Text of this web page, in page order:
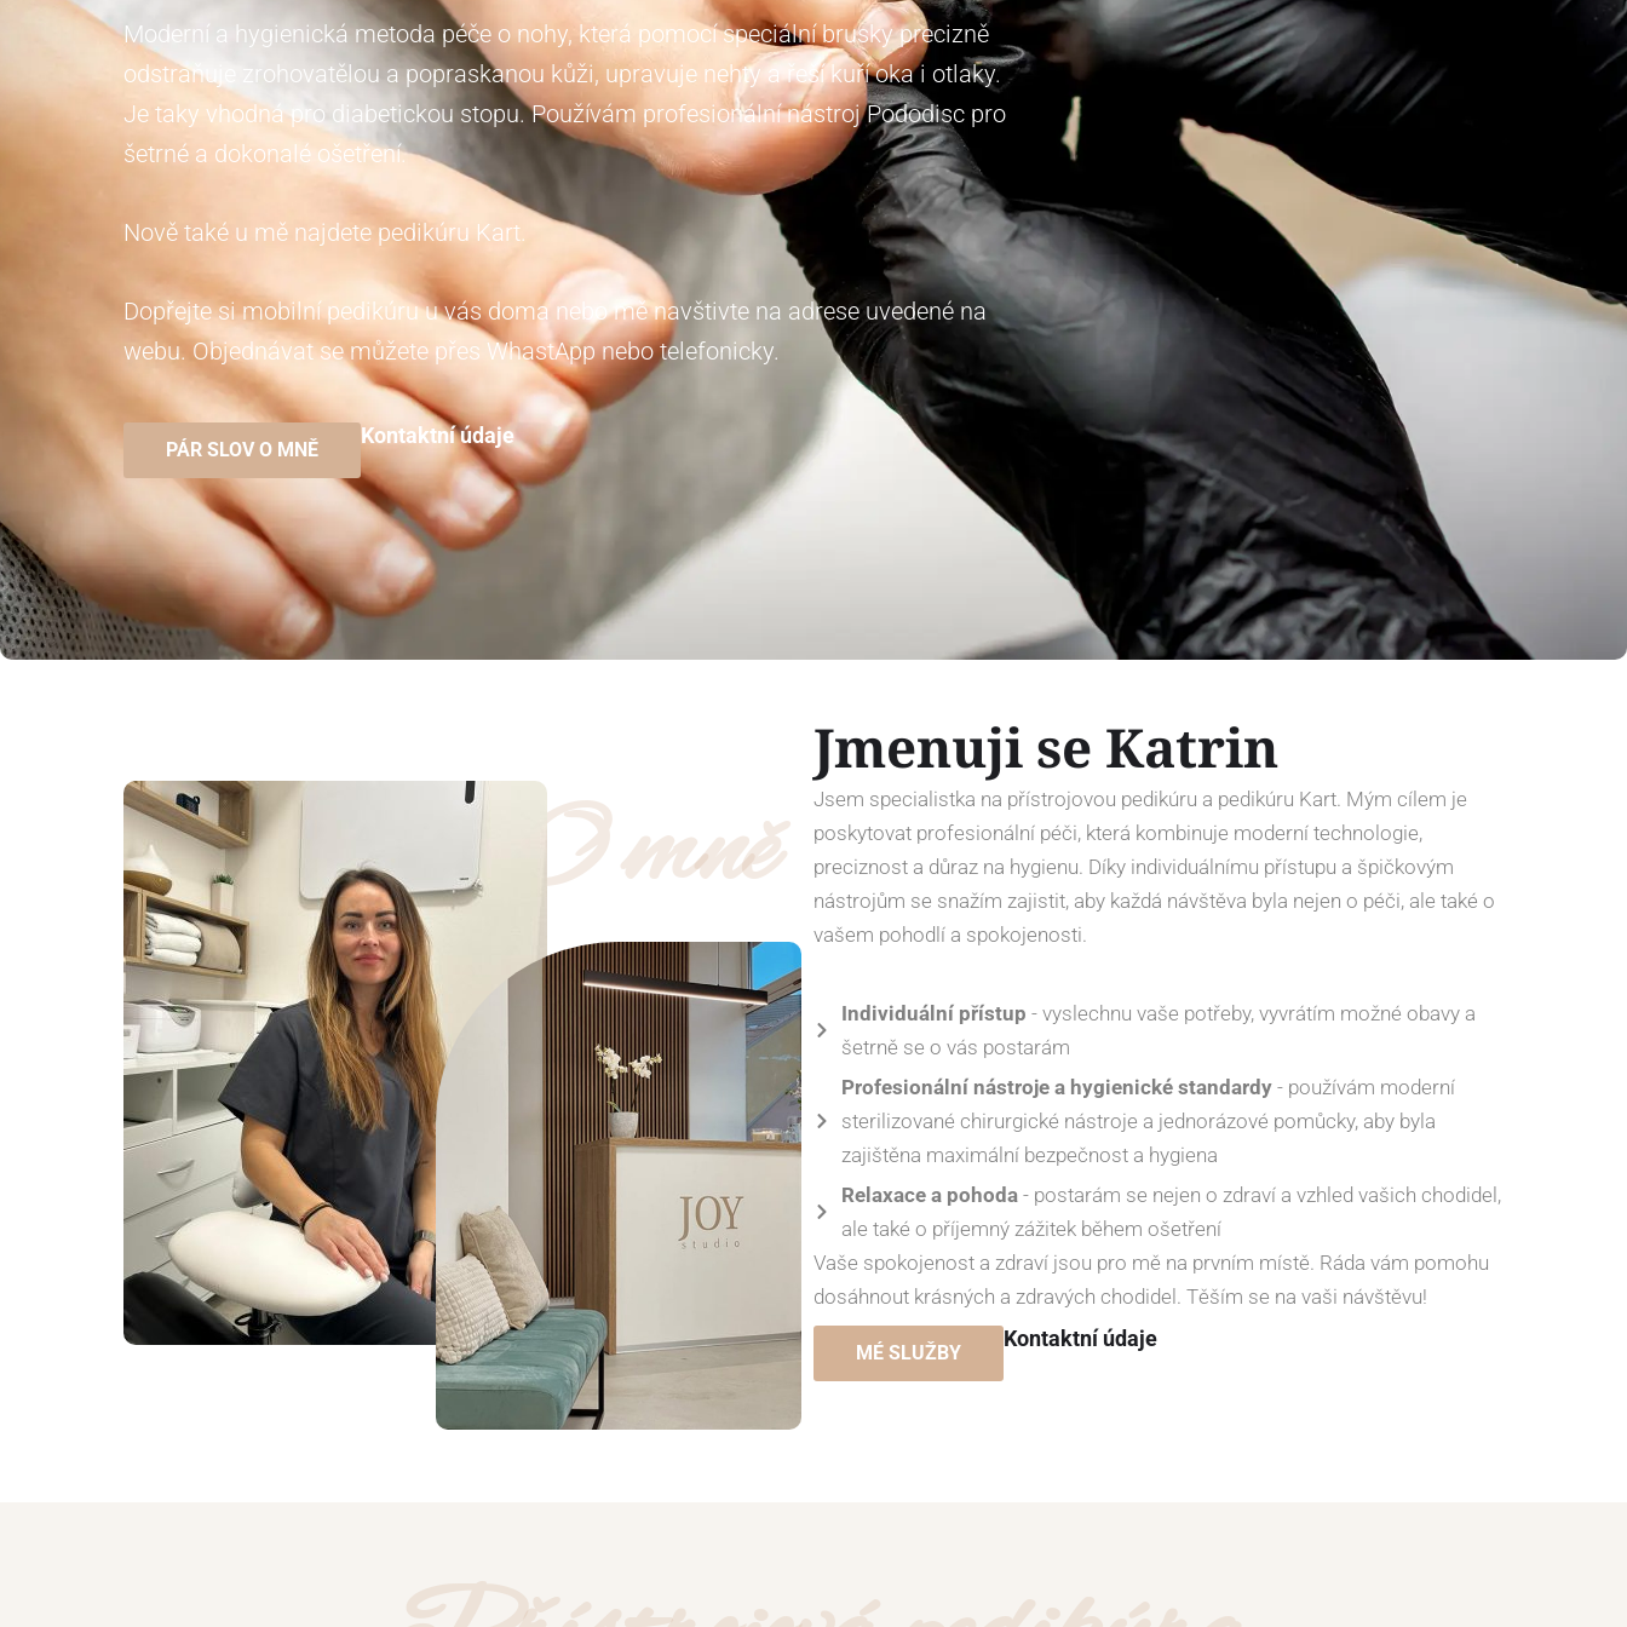
Moderní a hygienická metoda péče o nohy, která pomocí speciální brusky precizně
odstraňuje zrohovatělou a popraskanou kůži, upravuje nehty a řeší kuří oka i otlaky.
Je taky vhodná pro diabetickou stopu. Používám profesionální nástroj Pododisc pro
šetrné a dokonalé ošetření.
Nově také u mě najdete pedikúru Kart.
Dopřejte si mobilní pedikúru u vás doma nebo mě navštivte na adrese uvedené na
webu. Objednávat se můžete přes WhastApp nebo telefonicky.
PÁR SLOV O MNĚ
Kontaktní údaje
O mně
Jmenuji se Katrin
Jsem specialistka na přístrojovou pedikúru a pedikúru Kart. Mým cílem je
poskytovat profesionální péči, která kombinuje moderní technologie,
preciznost a důraz na hygienu. Díky individuálnímu přístupu a špičkovým
nástrojům se snažím zajistit, aby každá návštěva byla nejen o péči, ale také o
vašem pohodlí a spokojenosti.
Individuální přístup - vyslechnu vaše potřeby, vyvrátím možné obavy a
šetrně se o vás postarám
Profesionální nástroje a hygienické standardy- používám moderní
sterilizované chirurgické nástroje a jednorázové pomůcky, aby byla
zajištěna maximální bezpečnost a hygiena
Relaxace a pohoda- postarám se nejen o zdraví a vzhled vašich chodidel,
ale také o příjemný zážitek během ošetření
Vaše spokojenost a zdraví jsou pro mě na prvním místě. Ráda vám pomohu
dosáhnout krásných a zdravých chodidel. Těším se na vaši návštěvu!
MÉ SLUŽBY
Kontaktní údaje